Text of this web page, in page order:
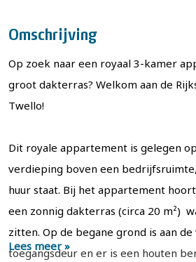
Omschrijving
Op zoek naar een royaal 3-kamer
groot dakterras? Welkom aan de
Twello!
Dit royale appartement is gelegen
verdieping boven een
huur staat. Bij het appartement
een zonnig dakterras (circa 20 m²)
zitten. Op de begane grond is aan
toegangsdeur en er is een houten
Lees meer »